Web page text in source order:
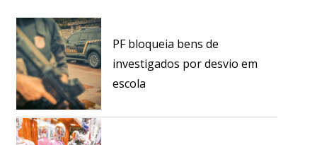
PF bloqueia bens de
investigados por desvio em
escola